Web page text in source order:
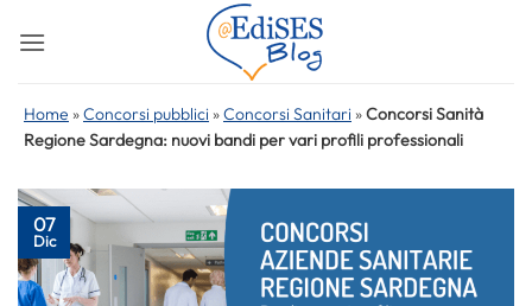
Home »Concorsi pubblici »Concorsi Sanitari »Concorsi Sanità
Regione Sardegna: nuovi bandi per vari profili professionali
07
Dic